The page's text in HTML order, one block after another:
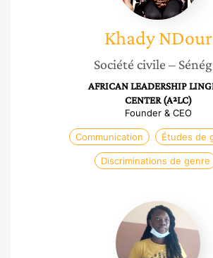
Khady NDour
Société civile –
AFRICAN LEADERSHIP
CENTER (A²LC)
Founder & CEO
Communication Études de
Discriminations de genre
Nikita
Adje